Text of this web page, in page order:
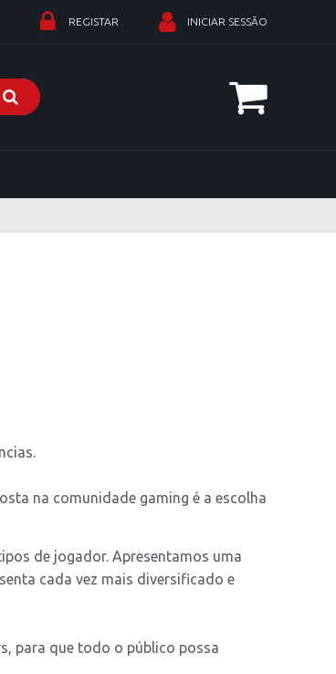
REGISTAR INICIAR SESSÃO
na comunidade gaming é a escolha
de jogador. Apresentamos uma
cada vez mais diversificado e
para que todo o público possa